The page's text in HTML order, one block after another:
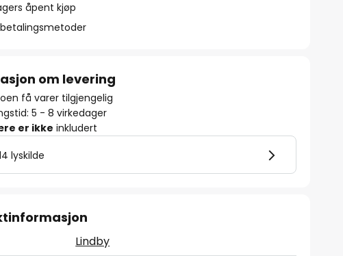
åpent kjøp
betalingsmetoder
om levering
få varer tilgjengelig
5 - 8 virkedager
er ikke inkludert
lyskilde
Lindby